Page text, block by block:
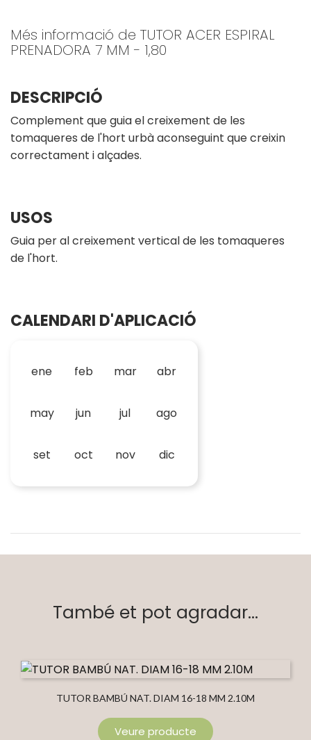
Més informació de TUTOR ACER ESPIRAL
PRENADORA 7 MM - 1,80
DESCRIPCIÓ
Complement que guia el creixement de les
tomaqueres de l'hort urbà aconseguint que creixin
correctament i alçades.
USOS
Guia per al creixement vertical de les tomaqueres
de l'hort.
CALENDARI D'APLICACIÓ
ene feb mar abr
may jun jul ago
set oct nov dic
També et pot agradar...
TUTOR BAMBÚ NAT. DIAM 16-18 MM 2.10M
Veure producte